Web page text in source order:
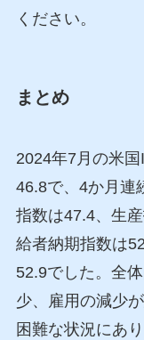
ください。
まとめ
2024年7月の米
46.8で、4か月連
指数は47.4、生
給者納期指数は
52.9でした。全
少、雇用の減少
困難な状況にあり